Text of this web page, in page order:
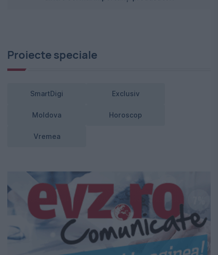
Proiecte speciale
SmartDigi Exclusiv
Moldova Horoscop
Vremea